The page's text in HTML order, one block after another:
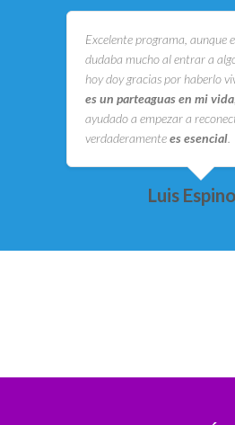
Excelente programa, aunque
dudaba mucho al entrar a
hoy doy gracias por haberlo
es un parteaguas en mi vida
ayudado a empezar a
verdaderamentees esencial
Luis